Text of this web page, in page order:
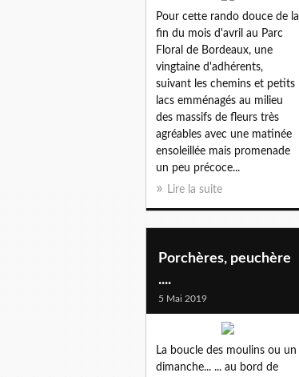
Pour cette rando douce de la
fin du mois d'avril au Parc
Floral de Bordeaux, une
vingtaine d'adhérents,
suivant les chemins et petits
lacs emménagés au milieu
des massifs de fleurs très
agréables avec une matinée
ensoleillée mais promenade
un peu précoce...
Lire la suite
Porchères, peuchère
....
5 Mai 2019
La boucle des moulins ou un
dimanche... ... au bord de